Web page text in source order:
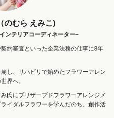
のむら えみこ)
ンテリアコーディネーター~
約審査といった企業法務の仕事に8年
し、リハビリで始めたフラワーアレン
界へ。
氏にプリザーブドフラワーアレンジメ
イダルフラワーを学んだのち、創作活